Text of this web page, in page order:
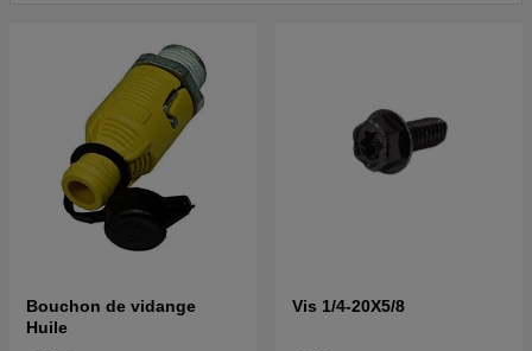
Bouchon de vidange
Huile
Vis 1/4-20X5/8